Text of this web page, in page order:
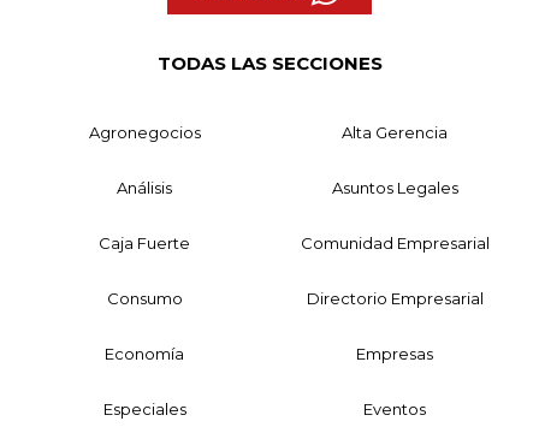
TODAS LAS SECCIONES
Agronegocios Alta Gerencia
Análisis Asuntos Legales
Caja Fuerte Comunidad Empresarial
Consumo Directorio Empresarial
Economía Empresas
Especiales Eventos